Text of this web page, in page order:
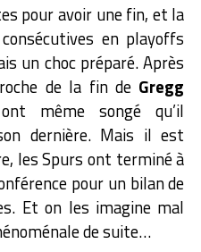
pour avoir une fin, et la
en playoffs
un choc préparé. Après
de la fin de Gregg
même songé qu’il
dernière. Mais il est
les Spurs ont terminé à
pour un bilan de
Et on les imagine mal
de suite…